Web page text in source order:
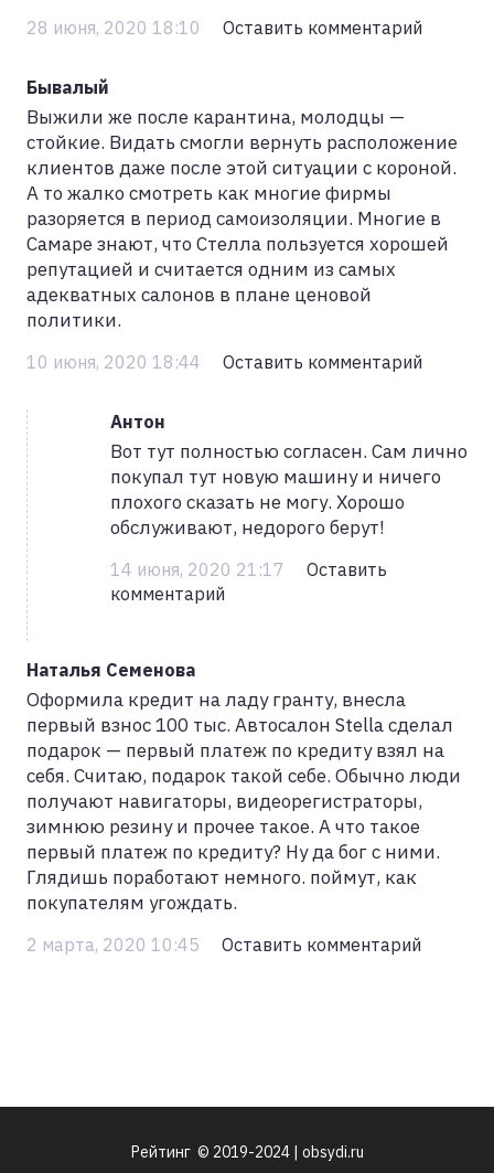
28 июня, 2020 18:10 Оставить комментарий
Бывалый
Выжили же после карантина, молодцы —
стойкие. Видать смогли вернуть расположение
клиентов даже после этой ситуации с короной.
А то жалко смотреть как многие фирмы
разоряется в период самоизоляции. Многие в
Самаре знают, что Стелла пользуется хорошей
репутацией и считается одним из самых
адекватных салонов в плане ценовой
политики.
10 июня, 2020 18:44 Оставить комментарий
Антон
Вот тут полностью согласен. Сам лично
покупал тут новую машину и ничего
плохого сказать не могу. Хорошо
обслуживают, недорого берут!
14 июня, 2020 21:17
Оставить
комментарий
Наталья Семенова
Оформила кредит на ладу гранту, внесла
первый взнос 100 тыс. Автосалон Stella сделал
подарок — первый платеж по кредиту взял на
себя. Считаю, подарок такой себе. Обычно люди
получают навигаторы, видеорегистраторы,
зимнюю резину и прочее такое. А что такое
первый платеж по кредиту? Ну да бог с ними.
Глядишь поработают немного. поймут, как
покупателям угождать.
2 марта, 2020 10:45 Оставить комментарий
Рейтинг © 2019-2024 | obsydi.ru